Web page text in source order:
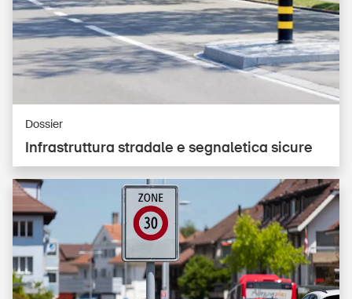
In­fras­trut­tu­ra stradale e segnaletica sicure
Dossier